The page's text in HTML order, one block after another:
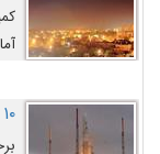
۱۰ پرتاب برتر موشک آریان ۵ در تمام ادوار